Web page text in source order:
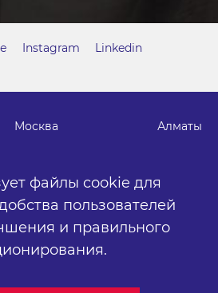
файлы cookie для
пользователей
и правильного
Москва Алматы
бизнес-центр "Time"
5. ООО «Артокс Медиа», УНП
media.by
Instagram
Linkedin